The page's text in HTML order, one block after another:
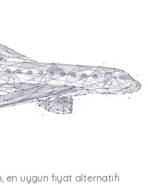
en uygun fiyat alternatifi